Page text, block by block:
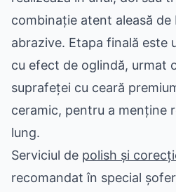
combinație atent aleasă de
abrazive. Etapa finală este
cu efect de oglindă, urmat
suprafeței cu ceară
ceramic, pentru a menține
lung.
Serviciul de polish și
recomandat în special